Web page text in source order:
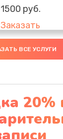
1500 руб.
Заказать
южного моста
Заказать
от пыли
1060 руб.
ВСЕ УСЛУГИ
20%